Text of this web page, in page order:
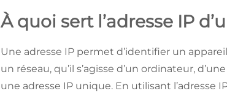
À quoi sert l’adresse IP
Une adresse IP permet d’identifier un
un réseau, qu’il s’agisse d’un ordinateur,
une adresse IP unique. En utilisant l’adresse